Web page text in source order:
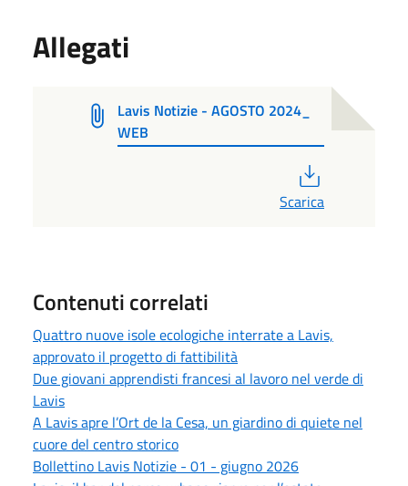
Allegati
Lavis Notizie - AGOSTO 2024_
WEB
Scarica
Contenuti correlati
Quattro nuove isole ecologiche interrate a Lavis,
approvato il progetto di fattibilità
Due giovani apprendisti francesi al lavoro nel verde di
Lavis
A Lavis apre l’Ort de la Cesa, un giardino di quiete nel
cuore del centro storico
Bollettino Lavis Notizie - 01 - giugno 2026